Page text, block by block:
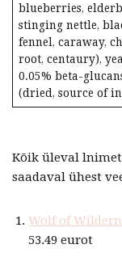
blueberries,
stinging nettle,
fennel, caraway,
root, centaury),
0.05% beta-
(dried, source of
Kõik üleval
saadaval ühest
Wolf of
53.49 eurot